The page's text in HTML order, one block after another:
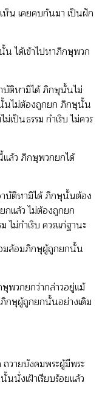
น เคยคบกันมา เป็นฝัก
ได้เข้าไปหาภิกษุพวก
บัติหามิได้ ภิกษุนั้นไม่
นไม่ต้องถูกยก ภิกษุนั้น
ป็นธรรม กำเริบ ไม่ควร
ล้ว ภิกษุพวกยกได้
บัติหามิได้ ภิกษุนั้นต้อง
แล้ว ไม่ต้องถูกยก
ม่กำเริบ ควรแก่ฐานะ
ล้อมภิกษุผู้ถูกยกนั้น
วกยกว่ากล่าวอยู่แม้
ษุผู้ถูกยกนั้นอย่างเดิม
วายบังคมพระผู้มีพระ
นั่งเฝ้าเรียบร้อยแล้ว